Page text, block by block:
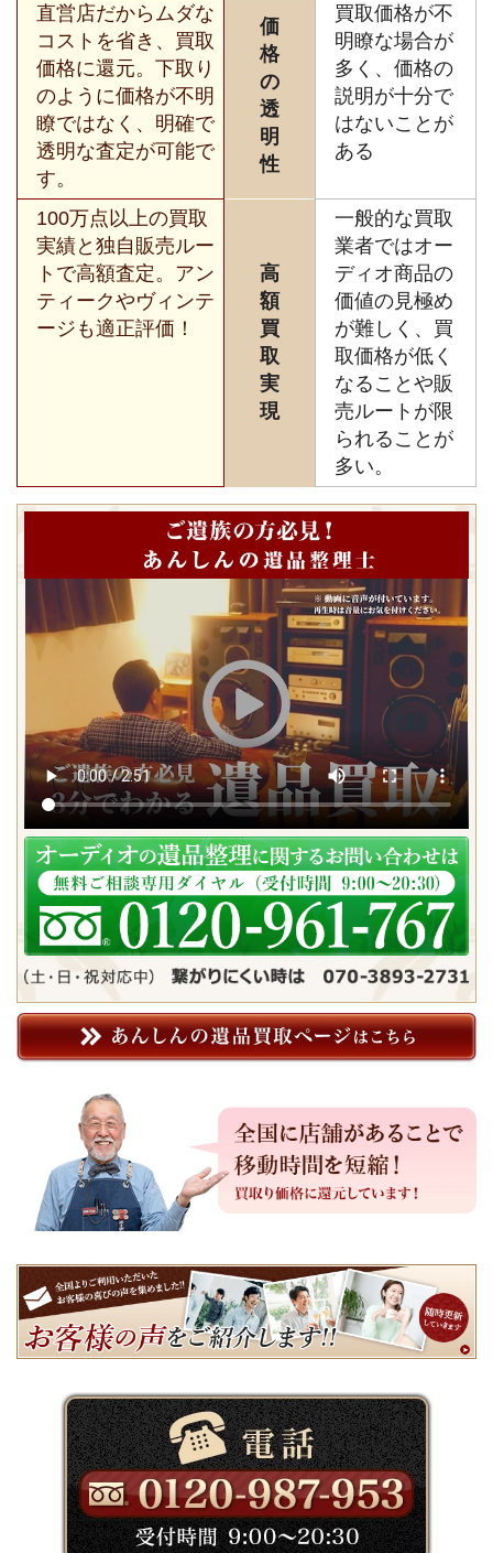
直営店だからムダな
コストを省き、買取
価格に還元。下取り
のように価格が不明
瞭ではなく、明確で
透明な査定が可能で
す。
価
格
の
透
明
性
買取価格が不
明瞭な場合が
多く、価格の
説明が十分で
はないことが
ある
100万点以上の買取
実績と独自販売ルー
トで高額査定。アン
ティークやヴィンテ
ージも適正評価！
高
額
買
取
実
現
一般的な買取
業者ではオー
ディオ商品の
価値の見極め
が難しく、買
取価格が低く
なることや販
売ルートが限
られることが
多い。